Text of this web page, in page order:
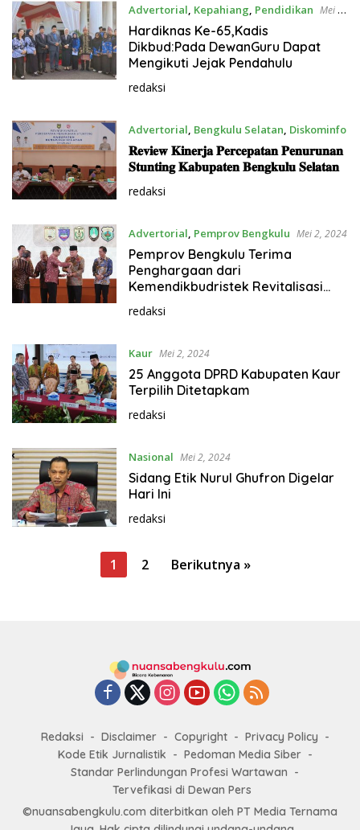
Advertorial Kepahiang Pendidikan Mei 2,
2024
Hardiknas Ke-65,Kadis
Dikbud:Pada DewanGuru Dapat
Mengikuti Jejak Pendahulu
redaksi
Advertorial Bengkulu Selatan Diskominfo
Mei 2, 2024
𝐑𝐞𝐯𝐢𝐞𝐰 𝐊𝐢𝐧𝐞𝐫𝐣𝐚 𝐏𝐞𝐫𝐜𝐞𝐩𝐚𝐭𝐚𝐧 𝐏𝐞𝐧𝐮𝐫𝐮𝐧𝐚𝐧
𝐒𝐭𝐮𝐧𝐭𝐢𝐧𝐠 𝐊𝐚𝐛𝐮𝐩𝐚𝐭𝐞𝐧 𝐁𝐞𝐧𝐠𝐤𝐮𝐥𝐮 𝐒𝐞𝐥𝐚𝐭𝐚𝐧
redaksi
Advertorial Pemprov Bengkulu Mei 2, 2024
Pemprov Bengkulu Terima
Penghargaan dari
Kemendikbudristek Revitalisasi
redaksi
Kaur Mei 2, 2024
25 Anggota DPRD Kabupaten Kaur
Terpilih Ditetapkam
redaksi
Nasional Mei 2, 2024
Sidang Etik Nurul Ghufron Digelar
Hari Ini
redaksi
1 2 Berikutnya »
Redaksi Disclaimer Copyright
Privacy Policy
Kode Etik Jurnalistik
Pedoman Media Siber
Standar Perlindungan Profesi Wartawan
Tervefikasi di Dewan Pers
©nuansabengkulu.com diterbitkan oleh PT Media Ternama